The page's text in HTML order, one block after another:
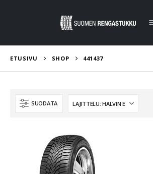
ETUSIVU SHOP 441437
SUODATA